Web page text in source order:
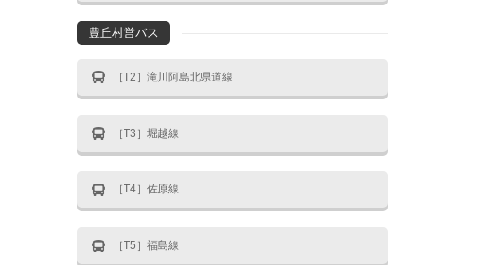
豊丘村営バス
［T2］滝川阿島北県道線
［T3］堀越線
［T4］佐原線
［T5］福島線